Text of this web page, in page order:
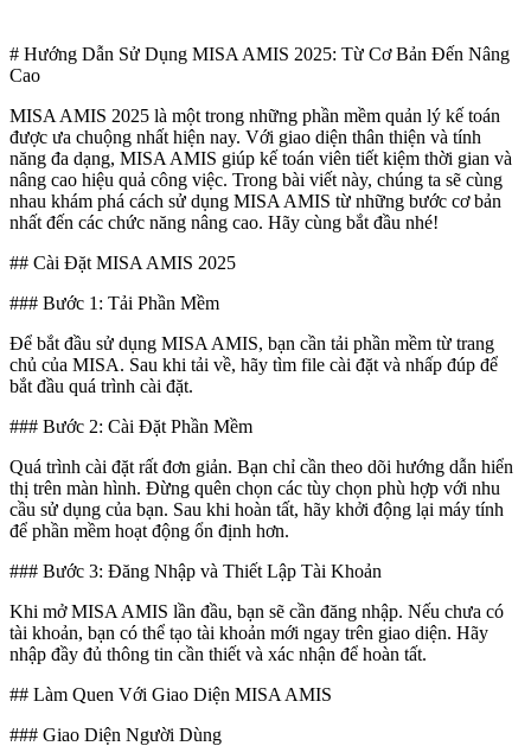
# Hướng Dẫn Sử Dụng MISA AMIS 2025: Từ Cơ Bản Đến Nâng
Cao
MISA AMIS 2025 là một trong những phần mềm quản lý kế toán
được ưa chuộng nhất hiện nay. Với giao diện thân thiện và tính
năng đa dạng, MISA AMIS giúp kế toán viên tiết kiệm thời gian và
nâng cao hiệu quả công việc. Trong bài viết này, chúng ta sẽ cùng
nhau khám phá cách sử dụng MISA AMIS từ những bước cơ bản
nhất đến các chức năng nâng cao. Hãy cùng bắt đầu nhé!
## Cài Đặt MISA AMIS 2025
### Bước 1: Tải Phần Mềm
Để bắt đầu sử dụng MISA AMIS, bạn cần tải phần mềm từ trang
chủ của MISA. Sau khi tải về, hãy tìm file cài đặt và nhấp đúp để
bắt đầu quá trình cài đặt.
### Bước 2: Cài Đặt Phần Mềm
Quá trình cài đặt rất đơn giản. Bạn chỉ cần theo dõi hướng dẫn hiển
thị trên màn hình. Đừng quên chọn các tùy chọn phù hợp với nhu
cầu sử dụng của bạn. Sau khi hoàn tất, hãy khởi động lại máy tính
để phần mềm hoạt động ổn định hơn.
### Bước 3: Đăng Nhập và Thiết Lập Tài Khoản
Khi mở MISA AMIS lần đầu, bạn sẽ cần đăng nhập. Nếu chưa có
tài khoản, bạn có thể tạo tài khoản mới ngay trên giao diện. Hãy
nhập đầy đủ thông tin cần thiết và xác nhận để hoàn tất.
## Làm Quen Với Giao Diện MISA AMIS
### Giao Diện Người Dùng